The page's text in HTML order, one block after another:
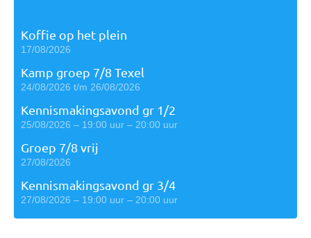
Koffie op het plein
17/08/2026
Kamp groep 7/8 Texel
24/08/2026 t/m 26/08/2026
Kennismakingsavond gr 1/2
25/08/2026 – 19:00 uur – 20:00 uur
Groep 7/8 vrij
27/08/2026
Kennismakingsavond gr 3/4
27/08/2026 – 19:00 uur – 20:00 uur